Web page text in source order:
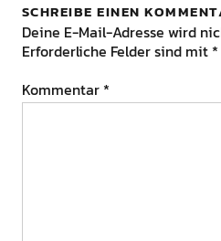
SCHREIBE EINEN
Deine E-Mail-Adresse wird
Erforderliche Felder sind mit *
Kommentar *